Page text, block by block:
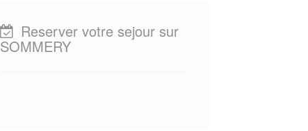
Reserver votre sejour sur
SOMMERY